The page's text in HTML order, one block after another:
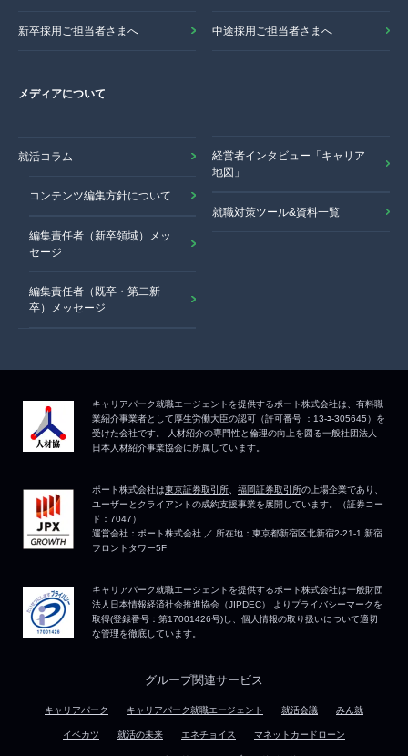
新卒採用ご担当者さまへ 中途採用ご担当者さまへ
メディアについて
就活コラム
コンテンツ編集方針について
編集責任者（新卒領域）メッ
セージ
編集責任者（既卒・第二新
卒）メッセージ
経営者インタビュー「キャリア
地図」
就職対策ツール&資料一覧